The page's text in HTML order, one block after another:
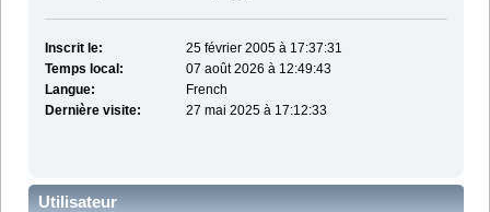
Inscrit le:
25 février 2005 à 17:37:31
Temps local:
07 août 2026 à 12:49:43
Langue:
French
Dernière visite:
27 mai 2025 à 17:12:33
Utilisateur